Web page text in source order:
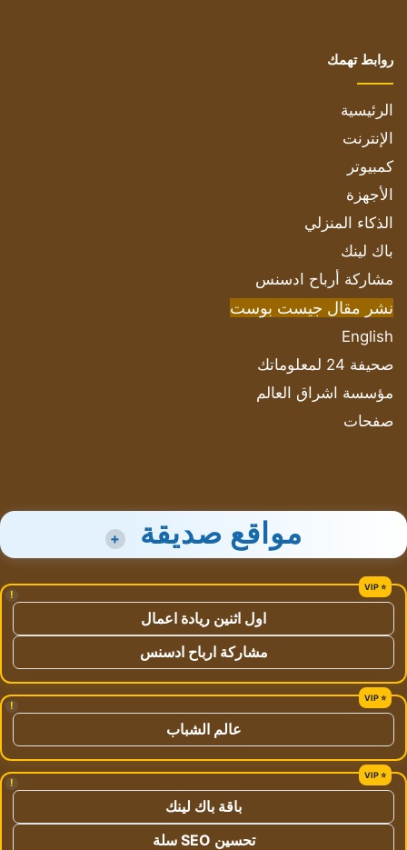
روابط تهمك
الرئيسية
الإنترنت
كمبيوتر
الأجهزة
الذكاء المنزلي
باك لينك
مشاركة أرباح ادسنس
نشر مقال جيست بوست
English
صحيفة 24 لمعلوماتك
مؤسسة اشراق العالم
صفحات
مواقع صديقة +
!
اول اثنين ريادة اعمال
مشاركة ارباح ادسنس
!
عالم الشباب
!
باقة باك لينك
تحسين SEO سلة